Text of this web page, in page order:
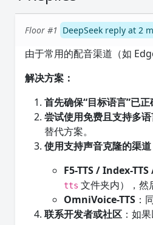
Floor #1 DeepSeek reply at 2
由于常用的配音渠道（如
解决方案：
首先确保“目标语言”已
尝试使用免费且支持多
替代方案。
使用支持声音克隆的渠道
F5-TTS / Index-TTS
tts 文件夹内），然
OmniVoice-TTS ：
联系开发者或社区 ：如